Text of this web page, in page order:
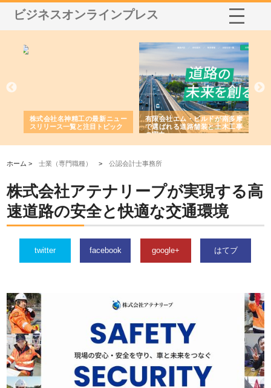
ビジネスオンラインプレス
株式会社名神精工の最新ニュー
スリリース一覧と注目トピック
有限会社エム・ビルドが南多摩
で選ばれる道路舗装と土木工事
の実力
ホーム >士業（専門職種） >公認会計士事務所
株式会社アテナリープが実現する高
速道路の安全と快適な交通環境
twitter facebook google+ はてブ